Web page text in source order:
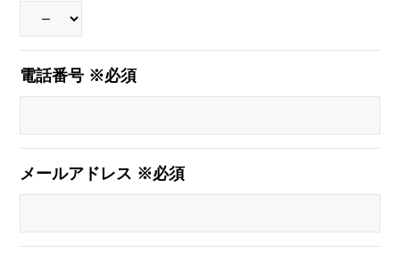
電話番号 ※必須
メールアドレス ※必須